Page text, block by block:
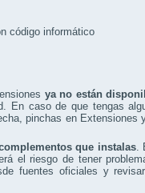
código informático
ya no están
En caso de que tengas
pinchas en
que instalas.
el riesgo de tener
fuentes oficiales y